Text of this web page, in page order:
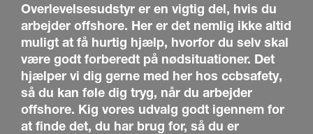
Overlevelsesudstyr er en vigtig del, hvis du
arbejder offshore. Her er det nemlig ikke altid
muligt at få hurtig hjælp, hvorfor du selv skal
være godt forberedt på nødsituationer. Det
hjælper vi dig gerne med her hos ccbsafety,
så du kan føle dig tryg, når du arbejder
offshore. Kig vores udvalg godt igennem for
at finde det, du har brug for, så du er